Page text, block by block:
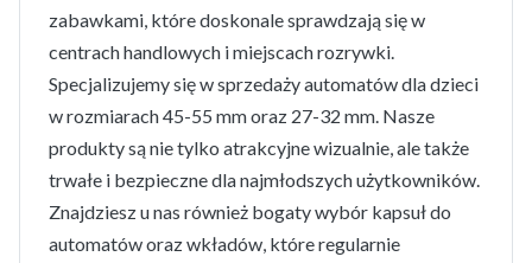
zabawkami, które doskonale sprawdzają się w
centrach handlowych i miejscach rozrywki.
Specjalizujemy się w sprzedaży automatów dla dzieci
w rozmiarach 45-55 mm oraz 27-32 mm. Nasze
produkty są nie tylko atrakcyjne wizualnie, ale także
trwałe i bezpieczne dla najmłodszych użytkowników.
Znajdziesz u nas również bogaty wybór kapsuł do
automatów oraz wkładów, które regularnie